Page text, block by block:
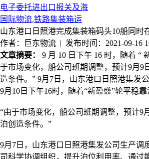
电子委托进出口报关及海
国际物流,铁路集装箱运
山东港口日照港完成集装箱码头10船同时
作者：巨东物流 | 发布时间：2021-09-16
文章摘要：
9 月 10 日下午 16 时，随着 “
于市场变化，船公司班期调整，预计9月9
造条件。” 9月7日，山东港口日照港集发
9月 10 日下午16时，随着“新盈盛”轮平稳靠
“由于市场变化，船公司班期调整，预计
泊创造条件。”
9月7日，山东港口日照港集发公司生产
司科学协调组织，提升泊位利用率、通过